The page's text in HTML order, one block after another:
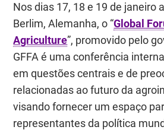
Nos dias 17, 18 e 19 de janeiro
Berlim, Alemanha, o “Global
Agriculture”, promovido pelo
GFFA é uma conferência
em questões centrais e de
relacionadas ao futuro da
visando fornecer um espaço
representantes da política